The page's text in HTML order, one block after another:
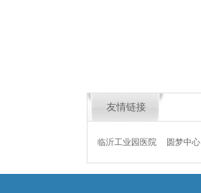
友情链接
临沂工业园医院 圆梦中心